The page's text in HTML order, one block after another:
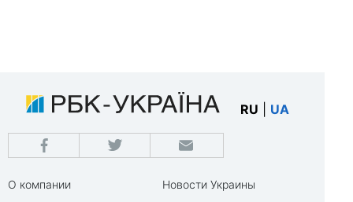
RU UA
О компании
Новости Украины